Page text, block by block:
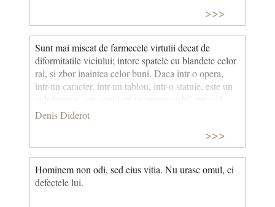
>>>
Sunt mai miscat de farmecele virtutii decat de
diformitatile viciului; intorc spatele cu blandete celor
rai, si zbor inaintea celor buni. Daca intr-o opera,
intr-un caracter, intr-un tablou, intr-o statuie, este un
colt frumos, intr-acolo mi se opresc ochii, nu vad
decat lucrul acela, nu-mi amintesc decat de el,
Denis Diderot
>>>
Hominem non odi, sed eius vitia. Nu urasc omul, ci
defectele lui.